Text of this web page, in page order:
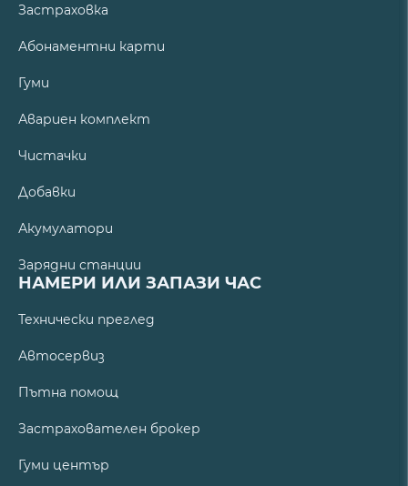
Застраховка
Абонаментни карти
Гуми
Авариен комплект
Чистачки
Добавки
Акумулатори
Зарядни станции
НАМЕРИ ИЛИ ЗАПАЗИ ЧАС
Технически преглед
Автосервиз
Пътна помощ
Застрахователен брокер
Гуми център